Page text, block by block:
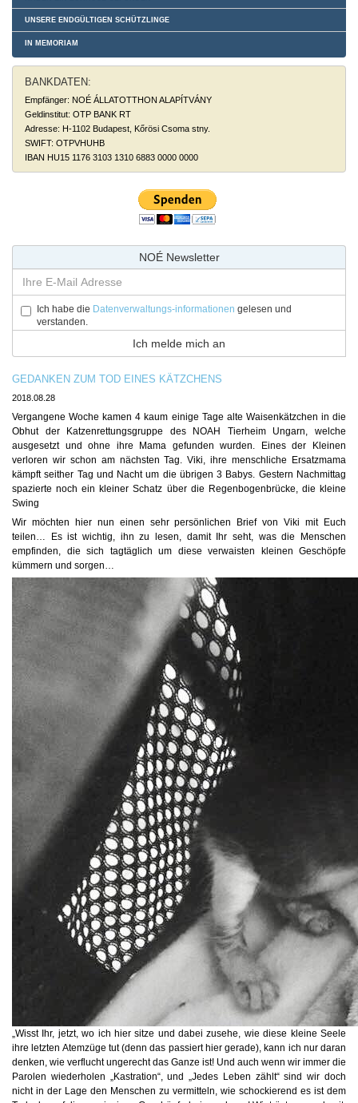
UNSERE ENDGÜLTIGEN SCHÜTZLINGE
IN MEMORIAM
BANKDATEN:
Empfänger: NOÉ ÁLLATOTTHON ALAPÍTVÁNY
Geldinstitut: OTP BANK RT
Adresse: H-1102 Budapest, Kőrösi Csoma stny.
SWIFT: OTPVHUHB
IBAN HU15 1176 3103 1310 6883 0000 0000
NOÉ Newsletter
Ich habe die Datenverwaltungs-informationen gelesen und
verstanden.
GEDANKEN ZUM TOD EINES KÄTZCHENS
2018.08.28
Vergangene Woche kamen 4 kaum einige Tage alte Waisenkätzchen in die
Obhut der Katzenrettungsgruppe des NOAH Tierheim Ungarn, welche
ausgesetzt und ohne ihre Mama gefunden wurden. Eines der Kleinen
verloren wir schon am nächsten Tag. Viki, ihre menschliche Ersatzmama
kämpft seither Tag und Nacht um die übrigen 3 Babys. Gestern Nachmittag
spazierte noch ein kleiner Schatz über die Regenbogenbrücke, die kleine
Swing
Wir möchten hier nun einen sehr persönlichen Brief von Viki mit Euch
teilen… Es ist wichtig, ihn zu lesen, damit Ihr seht, was die Menschen
empfinden, die sich tagtäglich um diese verwaisten kleinen Geschöpfe
kümmern und sorgen…
„Wisst Ihr, jetzt, wo ich hier sitze und dabei zusehe, wie diese kleine Seele
ihre letzten Atemzüge tut (denn das passiert hier gerade), kann ich nur daran
denken, wie verflucht ungerecht das Ganze ist! Und auch wenn wir immer die
Parolen wiederholen „Kastration“, und „Jedes Leben zählt“ sind wir doch
nicht in der Lage den Menschen zu vermitteln, wie schockierend es ist dem